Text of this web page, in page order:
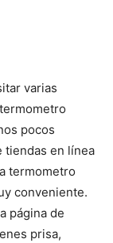
varias
pocos
tiendas en línea
termometro
conveniente.
página de
prisa,